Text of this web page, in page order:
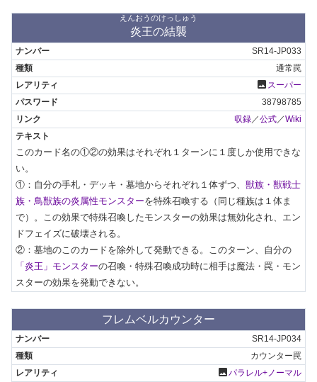
えんおうのけっしゅう
炎王の結襲
SR14-JP033
通常罠
photo スーパー
38798785
収録／公式／Wiki
このカード名の①②の効果はそれぞれ１ターンに１度しか使用できな
い。
①：自分の手札・デッキ・墓地からそれぞれ１体ずつ、 獣族・ 獣戦士
族・ 鳥獣族の炎属性モンスターを特殊召喚する（同じ種族は１体ま
で）。この効果で特殊召喚したモンスターの効果は無効化され、エン
ドフェイズに破壊される。
②：墓地のこのカードを除外して発動できる。このターン、自分の
「炎王」モンスターの召喚・特殊召喚成功時に相手は魔法・罠・モン
スターの効果を発動できない。
フレムベルカウンター
SR14-JP034
カウンター罠
photoパラレル+ノーマル